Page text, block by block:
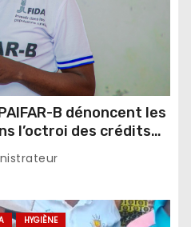
B dénoncent les
l’octroi des crédits
HYGIÈNE